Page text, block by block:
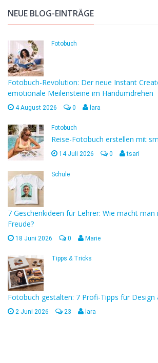
NEUE BLOG-EINTRÄGE
Fotobuch
Fotobuch-Revolution: Der neue Instant
emotionale Meilensteine im Handumdrehen
4 August 2026 0 lara
Fotobuch
Reise-Fotobuch erstellen mit
14 Juli 2026 0 tsari
Schule
7 Geschenkideen für Lehrer: Wie macht man
Freude?
18 Juni 2026 0 Marie
Tipps & Tricks
Fotobuch gestalten: 7 Profi-Tipps für Design
2 Juni 2026 23 lara